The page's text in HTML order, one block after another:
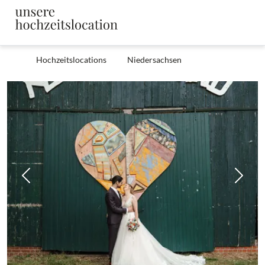
Hochzeitslocations Niedersachsen
Zurück